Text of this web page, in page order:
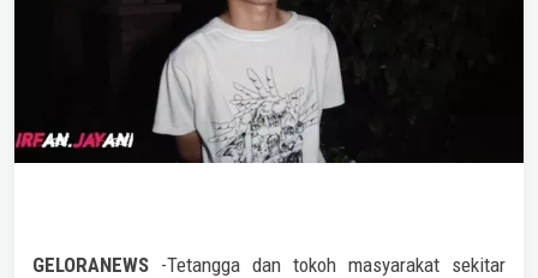
GELORANEWS -Tetangga dan tokoh masyarakat sekitar